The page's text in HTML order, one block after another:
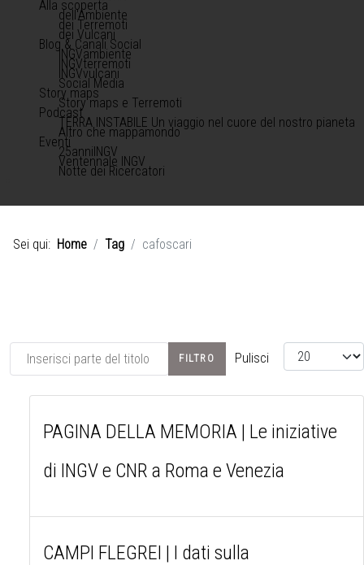
Alla scoperta
dell'Ambiente
dei Terremoti
dei Vulcani
Blog & Canali Social
INGVambiente
INGVterremoti
INGVvulcani
Social Media
Story maps
Story maps e Terremoti
Podcast
TERRA INSTABILE Un viaggio nel cuore del nostro pianeta
Altro che mappamondo
Eventi
25anniINGV
Ventennale INGV
Notte dei Ricercatori
Sei qui: Home Tag cafoscari
Inserisci parte del titolo FILTRO Pulisci Visualizza #
PAGINA DELLA MEMORIA | Le iniziative
di INGV e CNR a Roma e Venezia
CAMPI FLEGREI | I dati sulla